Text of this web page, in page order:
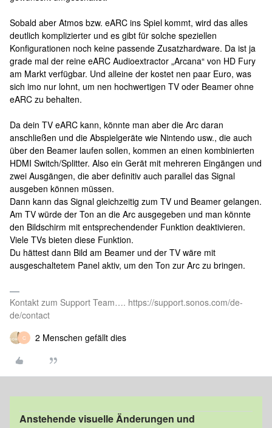
Sobald aber Atmos bzw. eARC ins Spiel kommt, wird das alles
deutlich komplizierter und es gibt für solche speziellen
Konfigurationen noch keine passende Zusatzhardware. Da ist ja
grade mal der reine eARC Audioextractor „Arcana“ von HD Fury
am Markt verfügbar. Und alleine der kostet nen paar Euro, was
sich imo nur lohnt, um nen hochwertigen TV oder Beamer ohne
eARC zu behalten.
Da dein TV eARC kann, könnte man aber die Arc daran
anschließen und die Abspielgeräte wie Nintendo usw., die auch
über den Beamer laufen sollen, kommen an einen kombinierten
HDMI Switch/Splitter. Also ein Gerät mit mehreren Eingängen und
zwei Ausgängen, die aber definitiv auch parallel das Signal
ausgeben können müssen.
Dann kann das Signal gleichzeitig zum TV und Beamer gelangen.
Am TV würde der Ton an die Arc ausgegeben und man könnte
den Bildschirm mit entsprechendender Funktion deaktivieren.
Viele TVs bieten diese Funktion.
Du hättest dann Bild am Beamer und der TV wäre mit
ausgeschaltetem Panel aktiv, um den Ton zur Arc zu bringen.
Kontakt zum Support Team…. https://support.sonos.com/de-
de/contact
C 2 Menschen gefällt dies
Anstehende visuelle Änderungen und